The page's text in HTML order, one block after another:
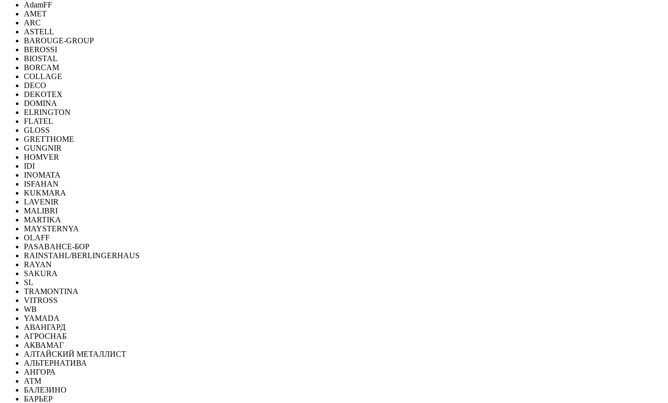
AdamFF
AMET
ARC
ASTELL
BAROUGE-GROUP
BEROSSI
BIOSTAL
BORCAM
COLLAGE
DECO
DEKOTEX
DOMINA
ELRINGTON
FLATEL
GLOSS
GRETTHOME
GUNGNIR
HOMVER
IDI
INOMATA
ISFAHAN
KUKMARA
LAVENIR
MALIBRI
MARTIKA
MAYSTERNYA
OLAFF
PASABAHCE-БОР
RAINSTAHL/BERLINGERHAUS
RAYAN
SAKURA
SL
TRAMONTINA
VITROSS
WB
YAMADA
АВАНГАРД
АГРОСНАБ
АКВАМАГ
АЛТАЙСКИЙ МЕТАЛЛИСТ
АЛЬТЕРНАТИВА
АНГОРА
АТМ
БАЛЕЗИНО
БАРЬЕР